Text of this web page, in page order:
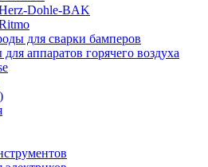
Dohle-BAK
для сварки бамперов
аппаратов горячего воздуха